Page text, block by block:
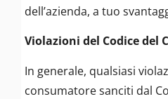
dell’azienda, a tuo
Violazioni del Codice del
In generale, qualsiasi
consumatore sanciti dal